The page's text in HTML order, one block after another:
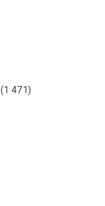
(1 471)